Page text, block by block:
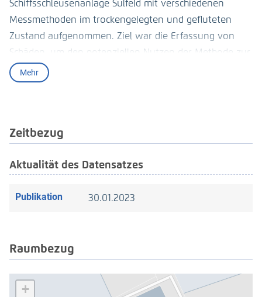
Schiffsschleusenanlage Sülfeld mit verschiedenen
Messmethoden im trockengelegten und gefluteten
Zustand aufgenommen. Ziel war die Erfassung von
Schäden, um den potenziellen Nutzen der Methode zur
Unterstützung der Bauwerksinspektion beurteilen zu
können. Über Wasser wurden ein unbemanntes
Unterwasserfahrzeug (ROV) und ein Fächerecholot
Mehr
Zeitbezug
Aktualität des Datensatzes
Publikation 30.01.2023
Raumbezug
+